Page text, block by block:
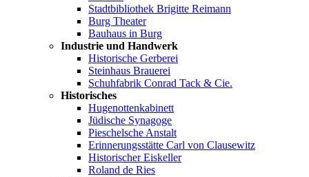
Stadtbibliothek Brigitte Reimann
Burg Theater
Bauhaus in Burg
Industrie und Handwerk
Historische Gerberei
Steinhaus Brauerei
Schuhfabrik Conrad Tack & Cie.
Historisches
Hugenottenkabinett
Jüdische Synagoge
Pieschelsche Anstalt
Erinnerungsstätte Carl von Clausewitz
Historischer Eiskeller
Roland de Ries